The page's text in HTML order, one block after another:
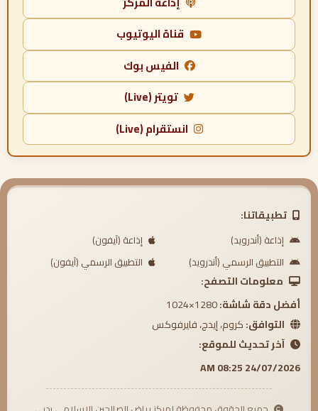
قناة اليوتيوب
الفيس بوك
تويتر (Live)
انستقرام (Live)
تطبيقاتنا:
إذاعة (أندرويد)
إذاعة (آيفون)
التطبيق الرسمي (أندرويد)
التطبيق الرسمي (آيفون)
معلومات التصفح:
أفضل دقة شاشة:
التوافق:كروم، إيدج، فايرفوكس
آخر تحديث للموقع:
24/07/2026 08:25 AM